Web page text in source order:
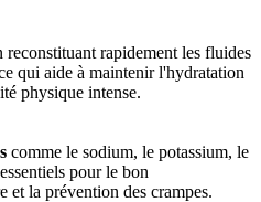
reconstituant rapidement les fluides
qui aide à maintenir l'hydratation
physique intense.
comme le sodium, le potassium, le
pour le bon
et la prévention des crampes.